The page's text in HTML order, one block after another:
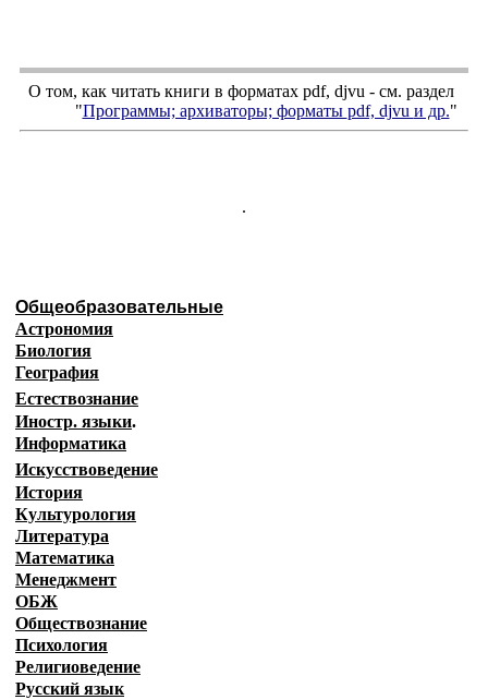
О том, как читать книги в форматах pdf, djvu - см. раздел
"Программы; архиваторы; форматы pdf, djvu и др."
.
Общеобразовательные
Астрономия
Биология
География
Естествознание
Иностр. языки.
Информатика
Искусствоведение
История
Культурология
Литература
Математика
Менеджмент
ОБЖ
Обществознание
Психология
Религиоведение
Русский язык